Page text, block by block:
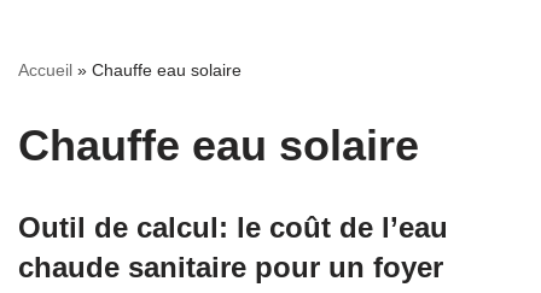
Accueil » Chauffe eau solaire
Chauffe eau solaire
Outil de calcul: le coût de l’eau
chaude sanitaire pour un foyer